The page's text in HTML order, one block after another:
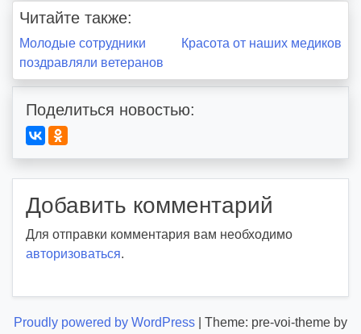
d
m
d
y
Читайте также:
Навигация
по
записям
Молодые сотрудники
поздравляли ветеранов
Красота от наших медиков
Поделиться новостью:
Добавить комментарий
Для отправки комментария вам необходимо
авторизоваться.
Proudly powered by WordPress Theme: pre-voi-theme by